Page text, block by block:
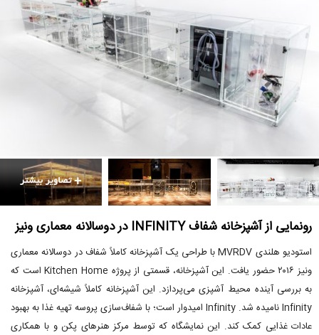
رونمایی از آشپزخانه شفاف INFINITY در دوسالانه معماری ونیز
استودیو هلندی MVRDV با طراحی یک آشپزخانه کاملاً شفاف در دوسالانه معماری
ونیز ۲۰۱۶ حضور یافت. این آشپزخانه، قسمتی از پروژه Kitchen Home است که
به بررسی آینده محیط آشپزی می‌پردازد. این آشپزخانه کاملاً شیشه‌ای، آشپزخانه
Infinity نامیده شد. Infinity امیدوار است؛ با شفاف‌سازی پروسه تهیه غذا به بهبود
عادات غذایی کمک کند. این نمایشگاه که توسط مرکز هنرهای پکن و با همکاری